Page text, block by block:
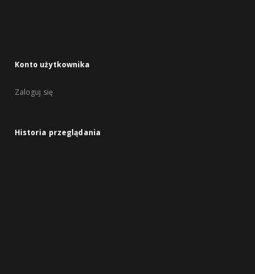
Konto użytkownika
Zaloguj się
Historia przeglądania